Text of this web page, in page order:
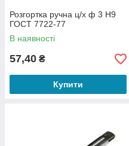
Розгортка ручна ц/х ф 3 Н9
ГОСТ 7722-77
В наявності
57,40 ₴
Купити